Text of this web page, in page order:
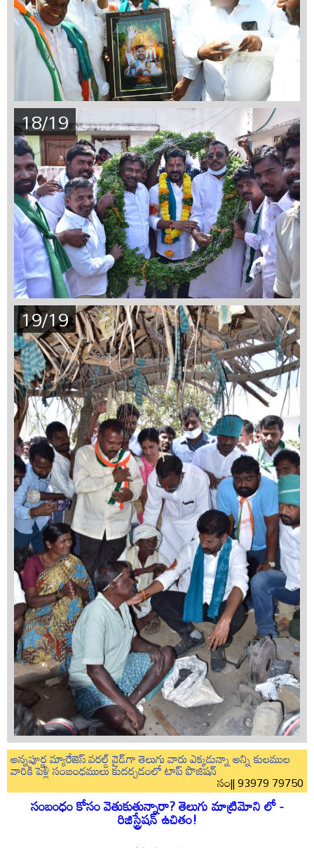
18/19
19/19
అన్నపూర్ణ మ్యారేజెస్ వరల్డ్ వైడ్‌గా తెలుగు వారు ఎక్కడున్నా అన్ని కులముల
వారికి పెళ్లి సంబంధములు కుదర్చడంలో టాప్ పొజిషన్
సం|| 93979 79750
సంబంధం కోసం వెతుకుతున్నారా? తెలుగు మాట్రిమోని లో -
రిజిస్ట్రేషన్ ఉచితం!